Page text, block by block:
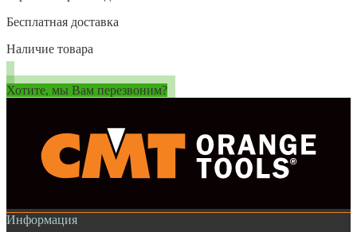
Бесплатная доставка
Наличие товара
Хотите, мы Вам перезвоним?
Информация